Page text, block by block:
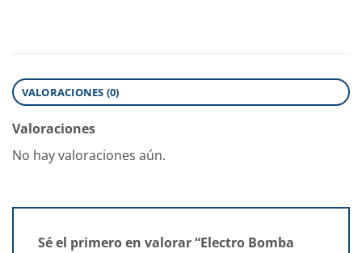
VALORACIONES (0)
Valoraciones
No hay valoraciones aún.
Sé el primero en valorar “Electro Bomba